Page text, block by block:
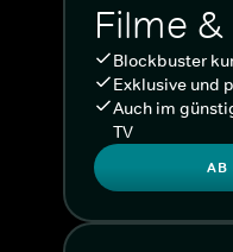
Filme
Blockbuster
Exklusive und
Auch im
TV
AB